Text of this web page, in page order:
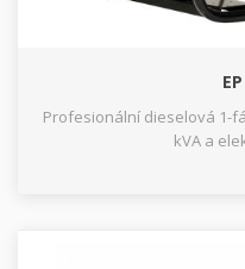
Profesionální dieselová 1-
kVA a